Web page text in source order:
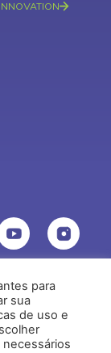
INNOVATION
– Porto Velho
para
sua
de uso e
necessários